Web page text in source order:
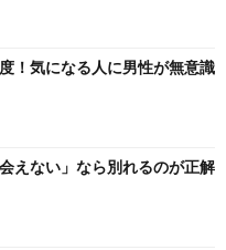
！気になる人に男性が無意識
えない」なら別れるのが正解